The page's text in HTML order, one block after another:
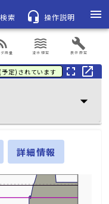
索 headset_mic 操作説明
menu
ダ雨量 浸水想定
waves
表示設定
build
定)されています fullscreen open_in_new
arrow_drop_down
詳細情報